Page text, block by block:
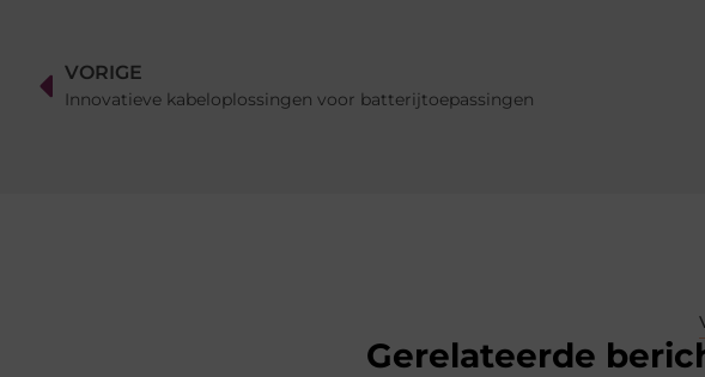
VORIGE
Innovatieve kabeloplossingen voor batterijtoepassingen
Gerelateerde